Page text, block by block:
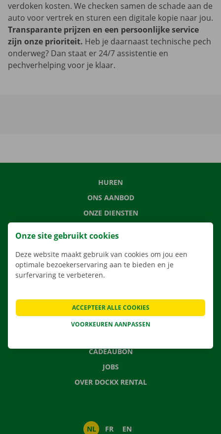
verdoken kosten. We checken samen de schade aan de
auto voor vertrek en sturen een digitale kopie naar jou.
Transparante prijzen en een persoonlijke service
zijn onze prioriteit. Heb je daarnaast technische pech
onderweg? Dan staat er 24/7 assistentie en
pechverhelping voor je klaar.
HUREN
ONS AANBOD
ONZE DIENSTEN
VERHUISOPLOSSINGEN
CONTACTEER ONS
VEELGESTELDE VRAGEN
CADEAUBON
JOBS
OVER DOCKX RENTAL
NL FR EN
Onze site gebruikt cookies
Deze website maakt gebruik van cookies om jou een
optimale bezoekerservaring aan te bieden en je
surfervaring te verbeteren.
VOORKEUREN AANPASSEN
ACCEPTEER ALLE COOKIES